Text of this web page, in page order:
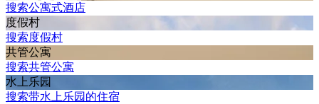
搜索公寓式酒店
度假村
搜索度假村
共管公寓
搜索共管公寓
水上乐园
搜索带水上乐园的住宿